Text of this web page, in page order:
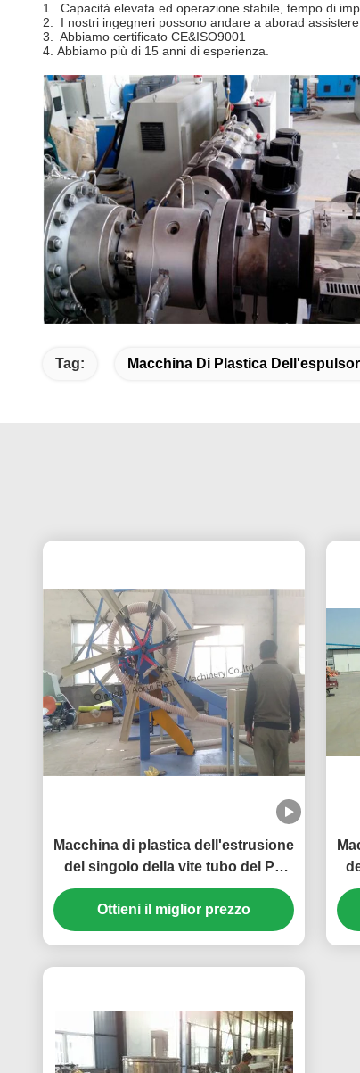
1 . Capacità elevata ed operazione stabile , tempo di
2. I nostri ingegneri possono andare a aborad
3. Abbiamo certificato CE&ISO9001
4. Abbiamo più di 15 anni di esperienza.
Tag: Macchina Di Plastica
Macchina di plastica dell'estrusione
del singolo della vite tubo del PE
con capacità elevata
Ottieni il miglior prezzo